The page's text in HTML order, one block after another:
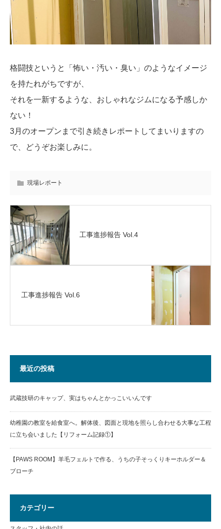
格闘技というと「怖い・汚い・臭い」のようなイメージ
を持たれがちですが、
それを一新するような、おしゃれなジムになる予感しか
ない！
3月のオープンまで引き続きレポートしてまいりますの
で、どうぞお楽しみに。
現場レポート
工事進捗報告 Vol.4
工事進捗報告 Vol.6
最近の投稿
武蔵技研のキャップ、実はちゃんとかっこいいんです
幼稚園の教室を給食室へ。解体後、図面と現地を照らし合わせる大事な工程
に立ち会いました【リフォーム記録①】
【PAWS ROOM】羊毛フェルトで作る、うちの子そっくりキーホルダー＆
ブローチ
カテゴリー